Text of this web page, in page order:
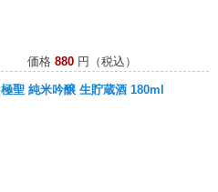
価格 880 円（税込）
極聖 純米吟醸 生貯蔵酒 180ml